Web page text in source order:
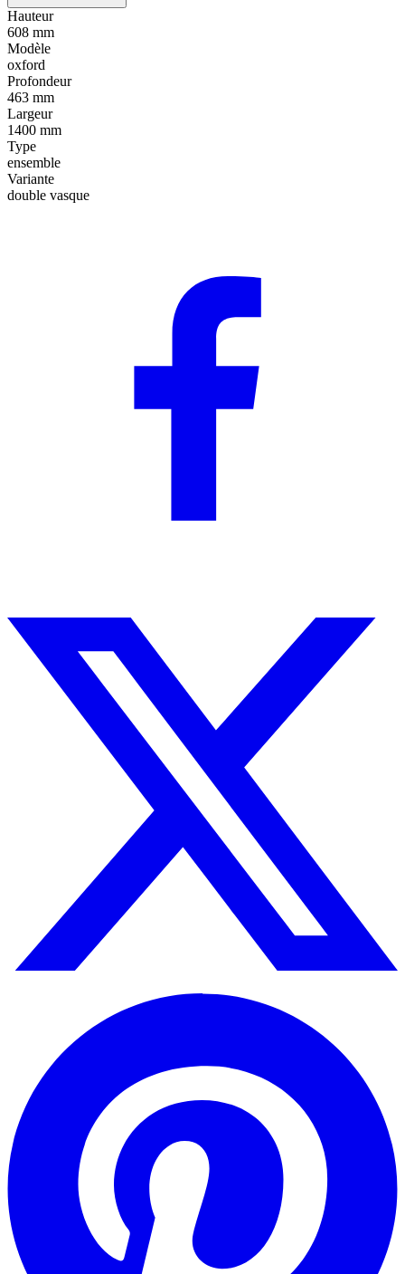
Hauteur
608 mm
Modèle
oxford
Profondeur
463 mm
Largeur
1400 mm
Type
ensemble
Variante
double vasque